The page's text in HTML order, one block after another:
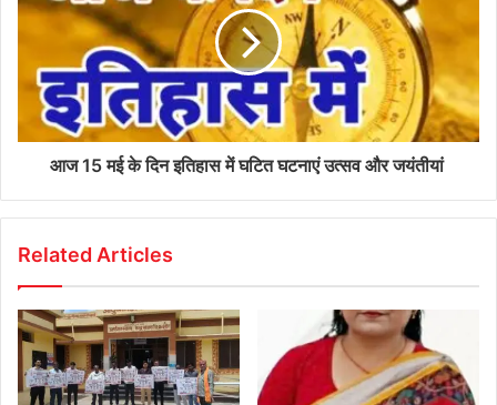
आज 15 मई के दिन इतिहास में घटित घटनाएं उत्सव और जयंतीयां
Related Articles